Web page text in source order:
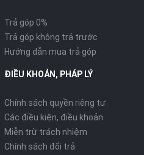
Trả góp 0%
Trả góp không trả trước
Hướng dẫn mua trả góp
ĐIỀU KHOẢN, PHÁP LÝ
Chính sách quyền riêng tư
Các điều kiện, điều khoản
Miễn trừ trách nhiệm
Chính sách đổi trả